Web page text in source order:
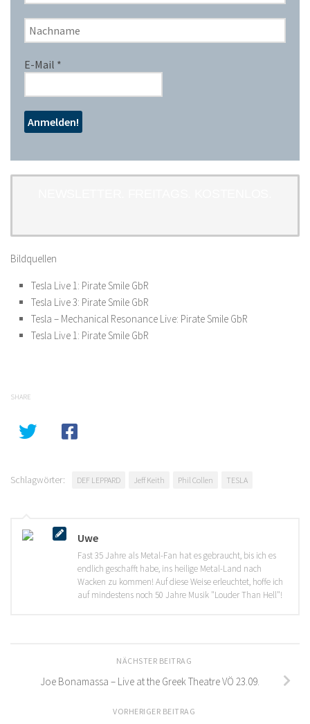
E-Mail *
Bildquellen
Tesla Live 1: Pirate Smile GbR
Tesla Live 3: Pirate Smile GbR
Tesla – Mechanical Resonance Live: Pirate Smile GbR
Tesla Live 1: Pirate Smile GbR
SHARE
Schlagwörter: DEF LEPPARD Jeff Keith Phil Collen TESLA
Uwe
Fast 35 Jahre als Metal-Fan hat es gebraucht, bis ich es
endlich geschafft habe, ins heilige Metal-Land nach
Wacken zu kommen! Auf diese Weise erleuchtet, hoffe ich
auf mindestens noch 50 Jahre Musik "Louder Than Hell"!
NÄCHSTER BEITRAG
Joe Bonamassa – Live at the Greek Theatre VÖ 23.09.
VORHERIGER BEITRAG